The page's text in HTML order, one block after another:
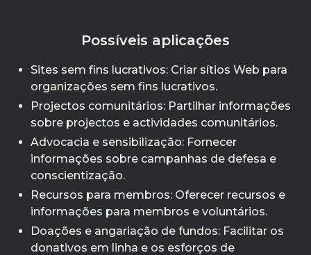
Possíveis aplicações
Sites sem fins lucrativos: Criar sítios Web para
organizações sem fins lucrativos.
Projectos comunitários: Partilhar informações
sobre projectos e actividades comunitários.
Advocacia e sensibilização: Fornecer
informações sobre campanhas de defesa e
conscientização.
Recursos para membros: Oferecer recursos e
informações para membros e voluntários.
Doações e angariação de fundos: Facilitar os
donativos em linha e os esforços de